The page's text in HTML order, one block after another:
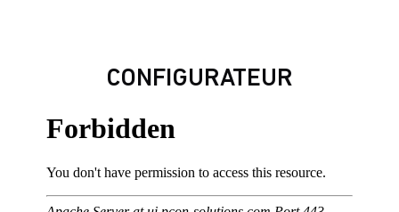
CONFIGURATEUR